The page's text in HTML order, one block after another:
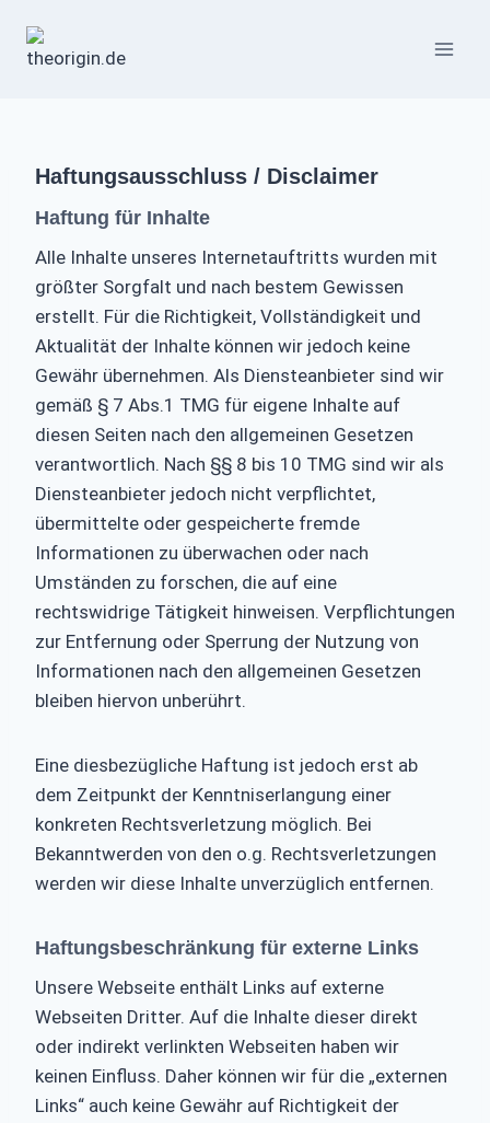
Inhalt
Haftungsausschluss / Disclaimer
Haftung für Inhalte
Alle Inhalte unseres Internetauftritts wurden mit
größter Sorgfalt und nach bestem Gewissen
erstellt. Für die Richtigkeit, Vollständigkeit und
Aktualität der Inhalte können wir jedoch keine
Gewähr übernehmen. Als Diensteanbieter sind wir
gemäß § 7 Abs.1 TMG für eigene Inhalte auf
diesen Seiten nach den allgemeinen Gesetzen
verantwortlich. Nach §§ 8 bis 10 TMG sind wir als
Diensteanbieter jedoch nicht verpflichtet,
übermittelte oder gespeicherte fremde
Informationen zu überwachen oder nach
Umständen zu forschen, die auf eine
rechtswidrige Tätigkeit hinweisen. Verpflichtungen
zur Entfernung oder Sperrung der Nutzung von
Informationen nach den allgemeinen Gesetzen
bleiben hiervon unberührt.
Eine diesbezügliche Haftung ist jedoch erst ab
dem Zeitpunkt der Kenntniserlangung einer
konkreten Rechtsverletzung möglich. Bei
Bekanntwerden von den o.g. Rechtsverletzungen
werden wir diese Inhalte unverzüglich entfernen.
Haftungsbeschränkung für externe Links
Unsere Webseite enthält Links auf externe
Webseiten Dritter. Auf die Inhalte dieser direkt
oder indirekt verlinkten Webseiten haben wir
keinen Einfluss. Daher können wir für die „externen
Links“ auch keine Gewähr auf Richtigkeit der